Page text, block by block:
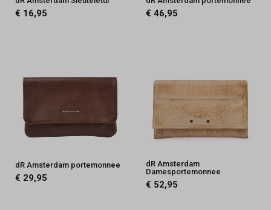
€ 16,95 € 46,95
dR Amsterdam portemonnee
€ 29,95
dR Amsterdam
Damesportemonnee
€ 52,95